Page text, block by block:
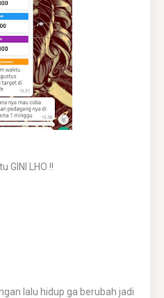
GINI LHO !!
lalu hidup ga berubah jadi